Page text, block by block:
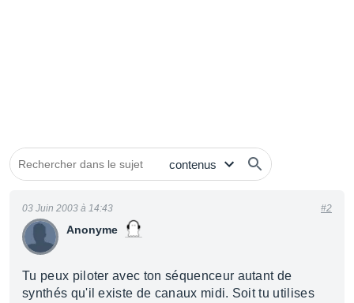
Anonyme
03 Juin 2003 à 14:43 #2
Tu peux piloter avec ton séquenceur autant de
synthés qu'il existe de canaux midi. Soit tu utilises